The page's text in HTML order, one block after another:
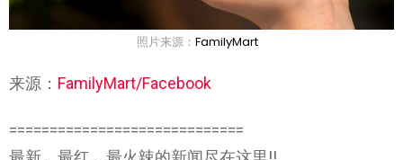
照片来源： FamilyMart
来源： FamilyMart/Facebook
=============================